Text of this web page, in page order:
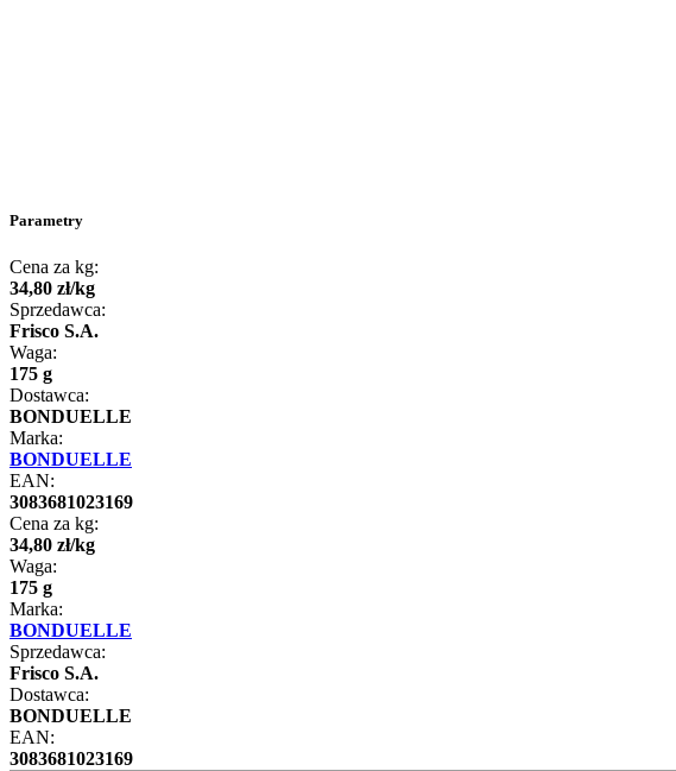
Parametry
Cena za kg:
34,80 zł/kg
Sprzedawca:
Frisco S.A.
Waga:
175 g
Dostawca:
BONDUELLE
Marka:
BONDUELLE
EAN:
3083681023169
Cena za kg:
34,80 zł/kg
Waga:
175 g
Marka:
BONDUELLE
Sprzedawca:
Frisco S.A.
Dostawca:
BONDUELLE
EAN:
3083681023169